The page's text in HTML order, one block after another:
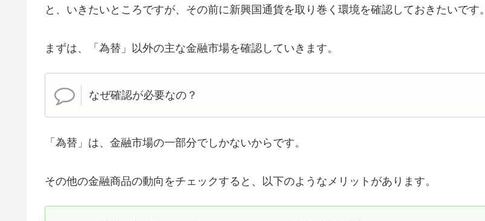
と、いきたいところですが、その前に新興国通貨を取り巻く環境を確認しておきたいです。
まずは、「為替」以外の主な金融市場を確認していきます。
なぜ確認が必要なの？
「為替」は、金融市場の一部分でしかないからです。
その他の金融商品の動向をチェックすると、以下のようなメリットがあります。